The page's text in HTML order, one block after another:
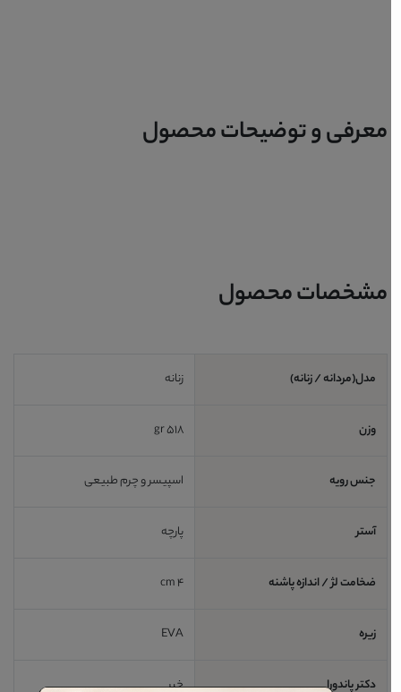
معرفی و توضیحات محصول
مشخصات محصول
مدل(مردانه / زنانه) زنانه
وزن 518 gr
جنس رویه اسپیسر و چرم طبیعی
آستر پارچه
ضخامت لژ / اندازه پاشنه
زیره EVA
دکتر پاندورا خیر